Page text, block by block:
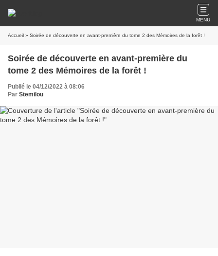
MENU
Accueil » Soirée de découverte en avant-première du tome 2 des Mémoires de la forêt !
Soirée de découverte en avant-première du
tome 2 des Mémoires de la forêt !
Publié le 04/12/2022 à 08:06
Par Stemilou